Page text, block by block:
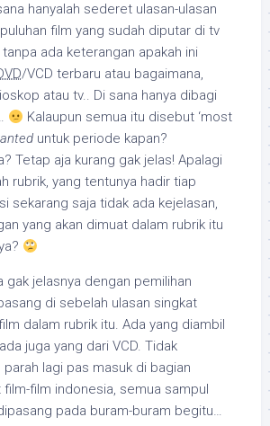
hanyalah sederet ulasan-ulasan
film yang sudah diputar di tv
ada keterangan apakah ini
/VCD terbaru atau bagaimana,
atau tv.. Di sana hanya dibagi
Kalaupun semua itu disebut ‘most
untuk periode kapan?
Tetap aja kurang gak jelas! Apalagi
rubrik, yang tentunya hadir tiap
sekarang saja tidak ada kejelasan,
yang akan dimuat dalam rubrik itu
gak jelasnya dengan pemilihan
di sebelah ulasan singkat
dalam rubrik itu. Ada yang diambil
juga yang dari VCD. Tidak
lagi pas masuk di bagian
film-film indonesia, semua sampul
pada buram-buram begitu…